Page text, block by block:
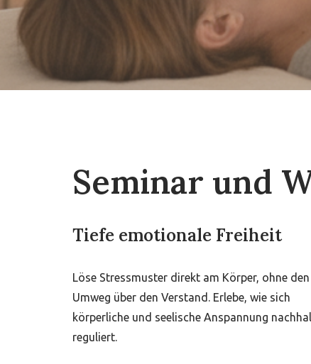
Seminar und
Tiefe emotionale Freiheit
Löse Stressmuster direkt am Körper, ohne den
Umweg über den Verstand. Erlebe, wie sich
körperliche und seelische Anspannung
reguliert.